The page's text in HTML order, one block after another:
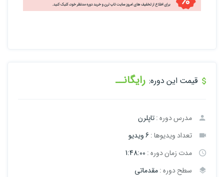
قیمت این دوره: رایگانــ
مدرس دوره :تاپلرن
تعداد ویدیوها : 6 ویدیو
مدت زمان دوره : 1:48:00
سطح دوره :مقدماتی